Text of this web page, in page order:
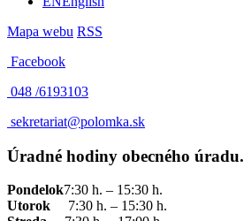
Mapa webu RSS
Facebook
048 /6193103
sekretariat@polomka.sk
Úradné hodiny obecného úradu.
Pondelok7:30 h. – 15:30 h.
Utorok 7:30 h. – 15:30 h.